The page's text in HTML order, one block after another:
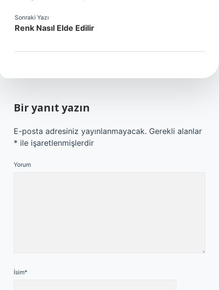
Sonraki Yazı
Renk Nasıl Elde Edilir
Bir yanıt yazın
E-posta adresiniz yayınlanmayacak. Gerekli alanlar
* ile işaretlenmişlerdir
Yorum
İsim*